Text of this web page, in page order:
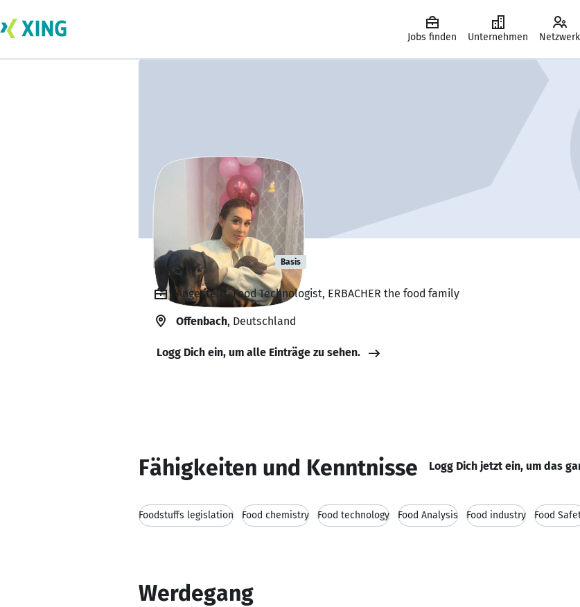
Jobs finden Unternehmen Netzwerk
Eleanor Bonn Basis
Angestellt, Food Technologist, ERBACHER the food family
Offenbach, Deutschland
Logg Dich ein, um alle Einträge zu sehen.
Fähigkeiten und Kenntnisse Logg Dich jetzt ein, um das
Foodstuffs legislation Food chemistry Food technology Food Analysis Food industry Food
Werdegang